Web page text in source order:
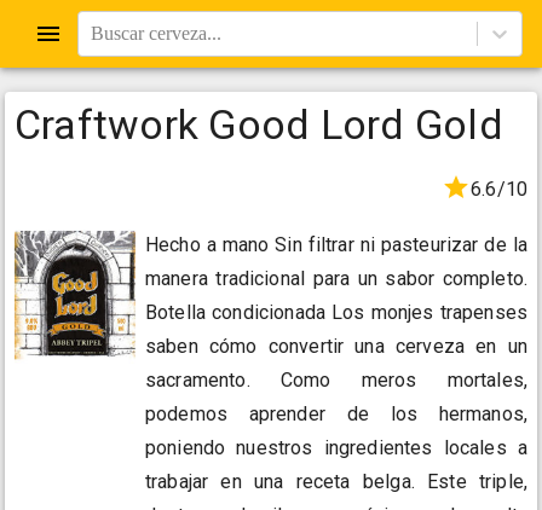
Buscar cerveza...
Craftwork Good Lord Gold
6.6/10
Hecho a mano Sin filtrar ni pasteurizar de la
manera tradicional para un sabor completo.
Botella condicionada Los monjes trapenses
saben cómo convertir una cerveza en un
sacramento. Como meros mortales,
podemos aprender de los hermanos,
poniendo nuestros ingredientes locales a
trabajar en una receta belga. Este triple,